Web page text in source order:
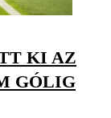
KI AZ
GÓLIG